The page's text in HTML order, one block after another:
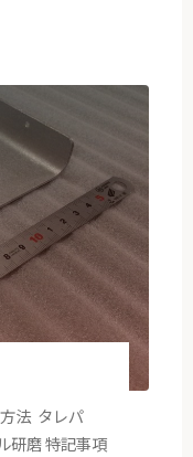
法 タレパ
磨 特記事項